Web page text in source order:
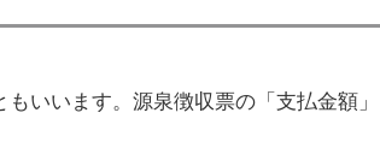
いいます。源泉徴収票の「支払金額」